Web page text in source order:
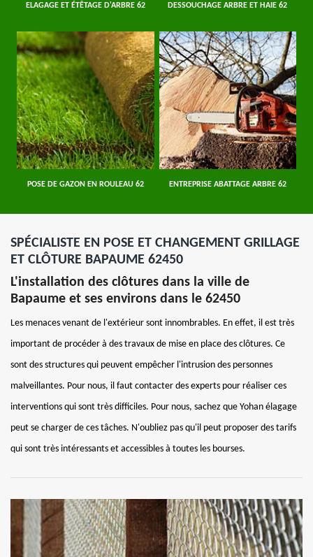
ELAGAGE ET ÉTÊTAGE D'ARBRE 62 DESSOUCHAGE ARBRE ET HAIE 62
POSE DE GAZON EN ROULEAU 62 ENTREPRISE ABATTAGE ARBRE 62
SPÉCIALISTE EN POSE ET CHANGEMENT GRILLAGE
ET CLÔTURE BAPAUME 62450
L'installation des clôtures dans la ville de
Bapaume et ses environs dans le 62450
Les menaces venant de l'extérieur sont innombrables. En effet, il est très
important de procéder à des travaux de mise en place des clôtures. Ce
sont des structures qui peuvent empêcher l'intrusion des personnes
malveillantes. Pour nous, il faut contacter des experts pour réaliser ces
interventions qui sont très difficiles. Pour nous, sachez que Yohan élagage
peut se charger de ces tâches. N'oubliez pas qu'il peut proposer des tarifs
qui sont très intéressants et accessibles à toutes les bourses.